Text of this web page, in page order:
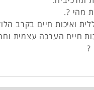
מהי ?.
ואיכות חיים בקרב
חיים הערכה עצמית
?